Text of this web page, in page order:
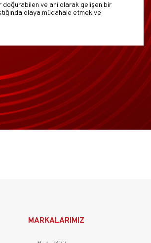
doğurabilen ve ani olarak gelişen bir
olaya müdahale etmek ve
MARKALARIMIZ